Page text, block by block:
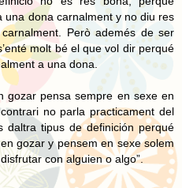
una dona carnalment y no diu res
Però ademés de ser
molt bé el que vol dir perqué
a una dona.
gozar pensa sempre en sexe en
no parla practicament del
daltra tipus de definición perqué
gozar y pensem en sexe solem
con alguien o algo”.